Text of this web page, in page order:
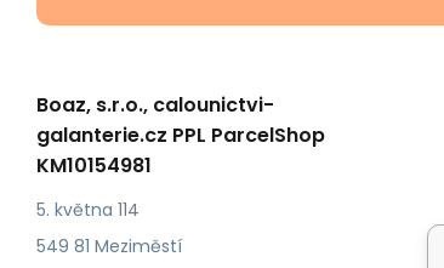
Boaz, s.r.o., calounictvi-
galanterie.cz PPL ParcelShop
KM10154981
5. května 114
549 81 Meziměstí